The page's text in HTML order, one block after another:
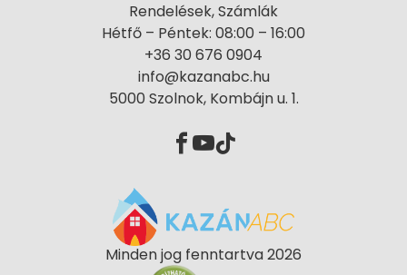
Rendelések, Számlák
Hétfő – Péntek: 08:00 – 16:00
+36 30 676 0904
info@kazanabc.hu
5000 Szolnok, Kombájn u. 1.
Minden jog fenntartva 2026